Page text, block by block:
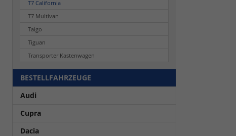
T7 California
T7 Multivan
Taigo
Tiguan
Transporter Kastenwagen
BESTELLFAHRZEUGE
Audi
Cupra
Dacia